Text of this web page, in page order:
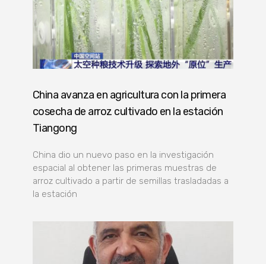
China avanza en agricultura con la primera
cosecha de arroz cultivado en la estación
Tiangong
China dio un nuevo paso en la investigación
espacial al obtener las primeras muestras de
arroz cultivado a partir de semillas trasladadas a
la estación